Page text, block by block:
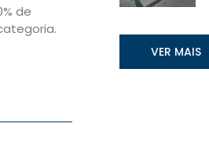
de
VER MAIS